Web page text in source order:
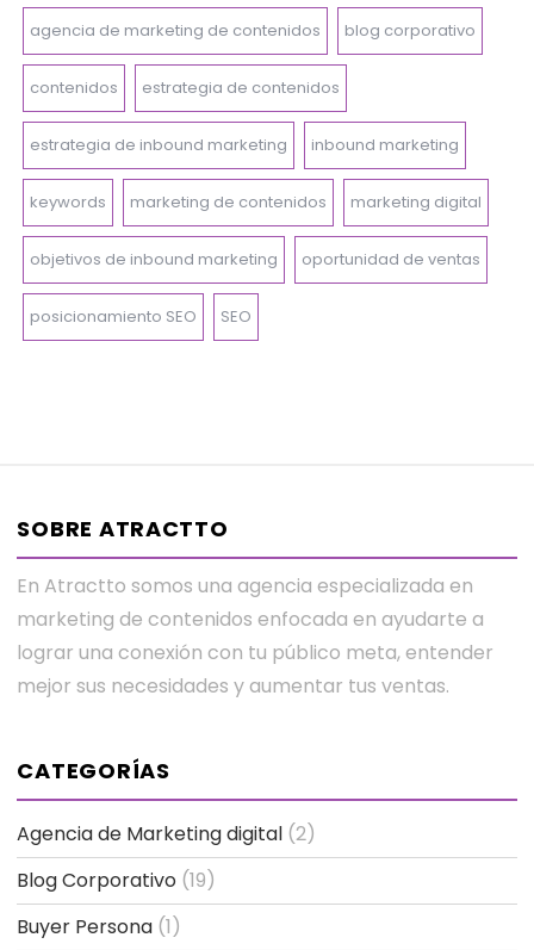
agencia de marketing de contenidos blog corporativo
contenidos estrategia de contenidos
estrategia de inbound marketing inbound marketing
keywords marketing de contenidos marketing digital
objetivos de inbound marketing oportunidad de ventas
posicionamiento SEO SEO
SOBRE ATRACTTO
En Atractto somos una agencia especializada en
marketing de contenidos enfocada en ayudarte a
lograr una conexión con tu público meta, entender
mejor sus necesidades y aumentar tus ventas.
CATEGORÍAS
Agencia de Marketing digital (2)
Blog Corporativo (19)
Buyer Persona (1)